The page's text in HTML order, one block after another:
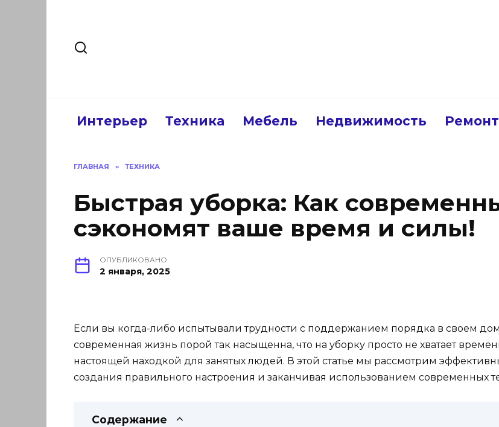
Интерьер Техника Мебель Недвижимость Ремонт
ГЛАВНАЯ » ТЕХНИКА
Быстрая уборка: Как
сэкономят ваше время и силы!
ОПУБЛИКОВАНО
2 января, 2025
Если вы когда-либо испытывали трудности с поддержанием порядка в своем
современная жизнь порой так насыщенна, что на уборку просто не хватает
настоящей находкой для занятых людей. В этой статье мы рассмотрим
создания правильного настроения и заканчивая использованием современных
Содержание